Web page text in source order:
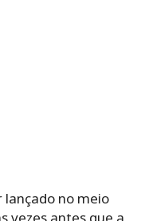
no meio
vezes antes que a